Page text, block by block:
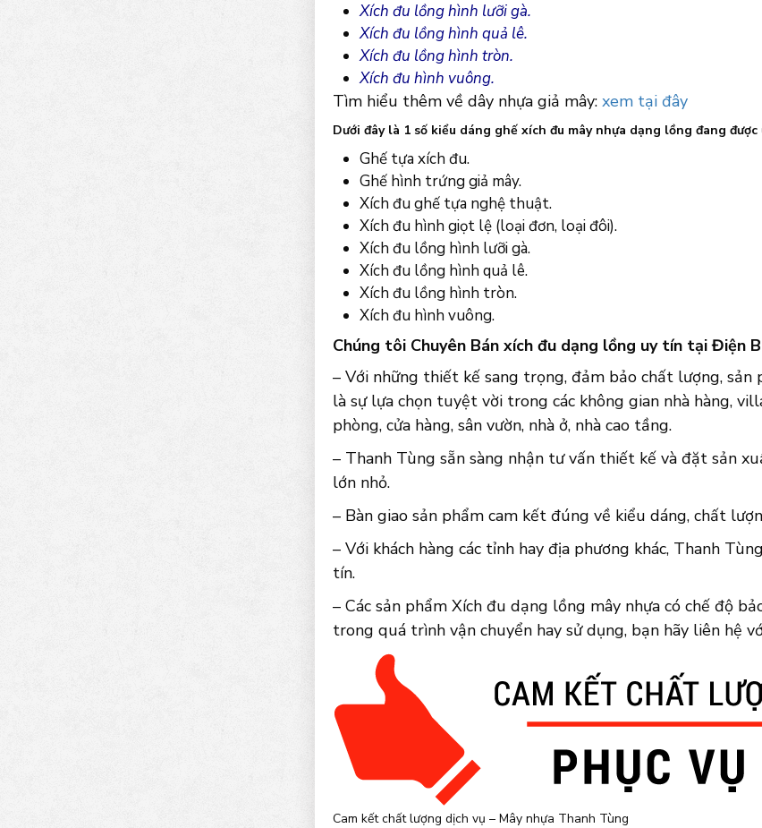
Xích đu lồng hình lưỡi gà.
Xích đu lồng hình quả lê.
Xích đu lồng hình tròn.
Xích đu hình vuông.
Tìm hiểu thêm về dây nhựa giả mây: xem tại đây
Dưới đây là 1 số kiểu dáng ghế xích đu mây nhựa dạng lồng đang
Ghế tựa xích đu.
Ghế hình trứng giả mây.
Xích đu ghế tựa nghệ thuật.
Xích đu hình giọt lệ (loại đơn, loại đôi).
Xích đu lồng hình lưỡi gà.
Xích đu lồng hình quả lê.
Xích đu lồng hình tròn.
Xích đu hình vuông.
Chúng tôi Chuyên Bán xích đu dạng lồng uy tín tại Điện
– Với những thiết kế sang trọng, đảm bảo chất lượng,
là sự lựa chọn tuyệt vời trong các không gian nhà hàng,
phòng, cửa hàng, sân vườn, nhà ở, nhà cao tầng.
– Thanh Tùng sẵn sàng nhận tư vấn thiết kế và đặt sản
lớn nhỏ.
– Bàn giao sản phẩm cam kết đúng về kiểu dáng, chất
– Với khách hàng các tỉnh hay địa phương khác, Thanh
tín.
– Các sản phẩm Xích đu dạng lồng mây nhựa có chế độ
trong quá trình vận chuyển hay sử dụng, bạn hãy liên hệ
Cam kết chất lượng dịch vụ – Mây nhựa Thanh Tùng